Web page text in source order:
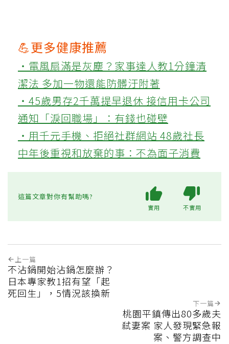
💪更多健康推薦
‧電風扇滿是灰塵？家事達人教1分鐘清
潔法 多加一物還能防髒汙附著
‧45歲男存2千萬提早退休 接信用卡公司
通知「淚回職場」：有錢也碰壁
‧用千元手機、拒絕社群網站 48歲社長
中年後重視和放棄的事：不為面子消費
這篇文章對你有幫助嗎?
實用 不實用
上一篇
不沾鍋開始沾鍋怎麼辦？
日本專家教1招有望「起
死回生」，5情況該換新
下一篇
桃園平鎮傳出80多歲夫
弒妻案 家人發現緊急報
案、警方調查中